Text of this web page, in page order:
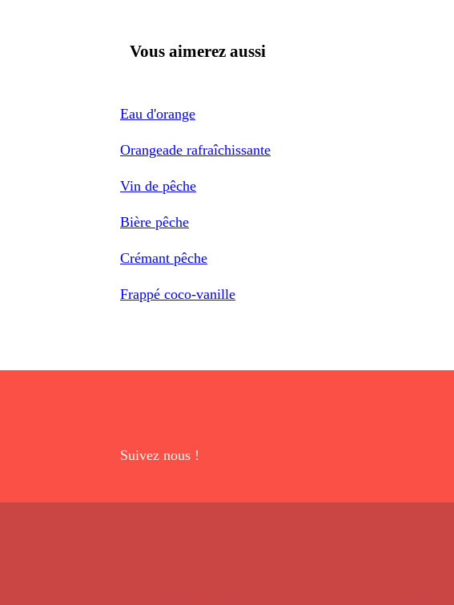
Vous aimerez aussi
Eau d'orange
Orangeade rafraîchissante
Vin de pêche
Bière pêche
Crémant pêche
Frappé coco-vanille
Suivez nous !